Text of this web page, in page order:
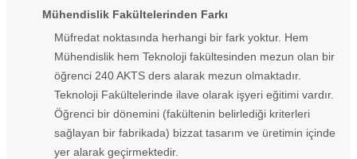
Mühendislik Fakültelerinden Farkı
Müfredat noktasında herhangi bir fark yoktur. Hem
Mühendislik hem Teknoloji fakültesinden mezun olan bir
öğrenci 240 AKTS ders alarak mezun olmaktadır.
Teknoloji Fakültelerinde ilave olarak işyeri eğitimi vardır.
Öğrenci bir dönemini (fakültenin belirlediği kriterleri
sağlayan bir fabrikada) bizzat tasarım ve üretimin içinde
yer alarak geçirmektedir.